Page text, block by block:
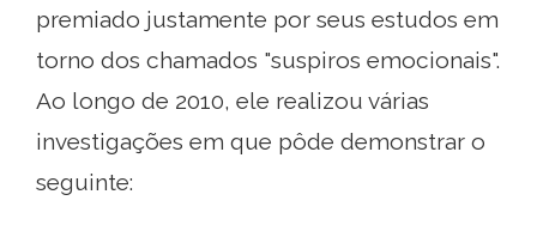
premiado justamente por seus estudos em
torno dos chamados "suspiros emocionais".
Ao longo de 2010, ele realizou várias
investigações em que pôde demonstrar o
seguinte: